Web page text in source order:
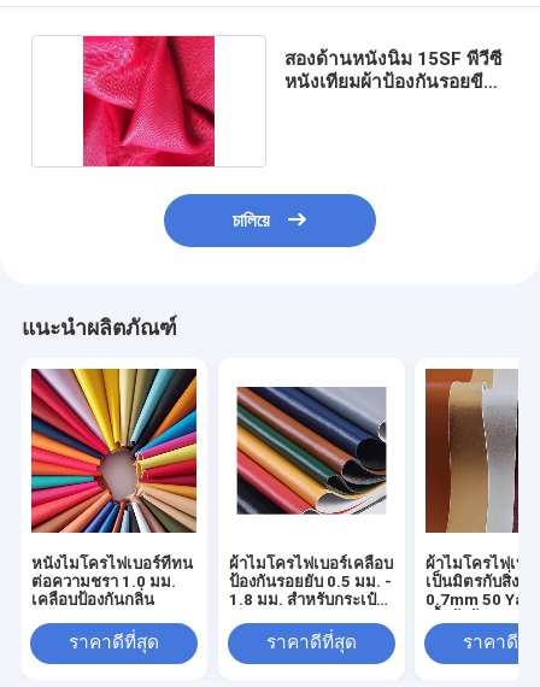
สองด้านหนังนิ่ม 15SF พีวีซี
หนังเทียมผ้าป้องกันรอยขีด
চালিয়ে
แนะนำผลิตภัณฑ์
หนังไมโครไฟเบอร์ที่ทน
ต่อความชรา 1.0 มม.
เคลือบป้องกันกลิ่น
ราคาดีที่สุด
ผ้าไมโครไฟเบอร์เคลือบ
ป้องกันรอยยับ 0.5 มม. -
1.8 มม. สำหรับกระเป๋า
ราคาดีที่สุด
ผ้าไมโครไฟเบอ
เป็นมิตรกับสิ่งแ
0.7mm 50
ราคาดีที่